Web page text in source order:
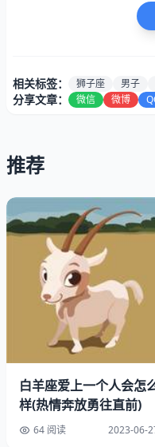
狮子座和白羊座男子是
力，他们可以在一起创
导才能可以很好地平衡
起可以互相激励，共同
狮子座和白羊座男子都
喜欢在众人面前展现自
交活动，展现自己的风
二、射手座男子
相关标签： 狮子座 男子
分享文章： 微信 微博
推荐
白羊座爱上一个人会怎
样(热情奔放勇往直前)
64 阅读 2023-06-